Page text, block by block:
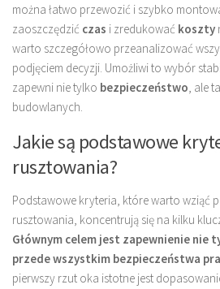
można łatwo przewozić i szybko
zaoszczędzić czas i zredukować koszty
warto szczegółowo przeanalizować
podjęciem decyzji. Umożliwi to wybór
zapewni nie tylko bezpieczeństwo, ale
budowlanych.
Jakie są podstawowe
rusztowania?
Podstawowe kryteria, które warto wziąć
rusztowania, koncentrują się na kilku
Głównym celem jest zapewnienie nie
przede wszystkim bezpieczeństwa
pierwszy rzut oka istotne jest